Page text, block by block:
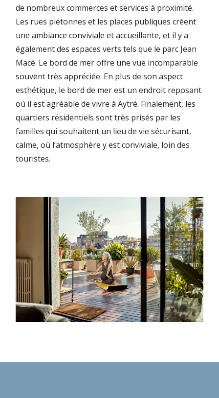
de nombreux commerces et services à proximité.
Les rues piétonnes et les places publiques créent
une ambiance conviviale et accueillante, et il y a
également des espaces verts tels que le parc Jean
Macé. Le bord de mer offre une vue incomparable
souvent très appréciée. En plus de son aspect
esthétique, le bord de mer est un endroit reposant
où il est agréable de vivre à Aytré. Finalement, les
quartiers résidentiels sont très prisés par les
familles qui souhaitent un lieu de vie sécurisant,
calme, où l’atmosphère y est conviviale, loin des
touristes.